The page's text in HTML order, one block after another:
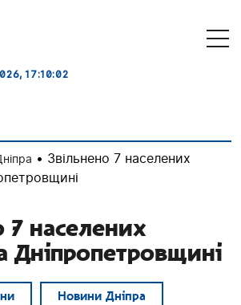
, 17:10:03
• Звільнено 7 населених
7 населених
Дніпропетровщині
Новини Дніпра